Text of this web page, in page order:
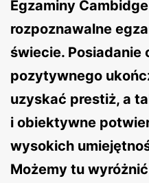
Egzaminy
rozpoznawalne
świecie.
pozytywnego
uzyskać prestiż, a
i obiektywne
wysokich
Możemy tu